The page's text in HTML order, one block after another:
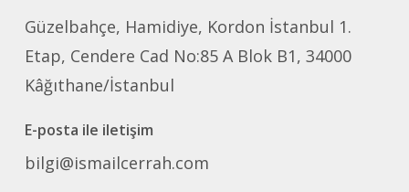
Güzelbahçe, Hamidiye, Kordon İstanbul 1.
Etap, Cendere Cad No:85 A Blok B1, 34000
Kâğıthane/İstanbul
E-posta ile iletişim
bilgi@ismailcerrah.com